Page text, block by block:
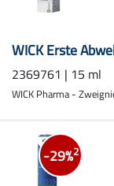
WICK Erste
2369761 | 15 ml
WICK Pharma -
-29%2